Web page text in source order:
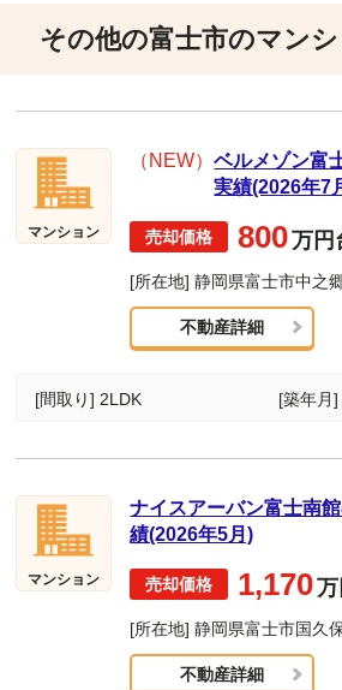
その他の富士市のマン
マンション
（NEW）ベルメゾン富
実績(2026年7
800万円
[所在地] 静岡県富士市中之
不動産詳細
[間取り] 2LDK [築年月
マンション
ナイスアーバン富士南
績(2026年5月)
1,170
[所在地] 静岡県富士市国久
不動産詳細